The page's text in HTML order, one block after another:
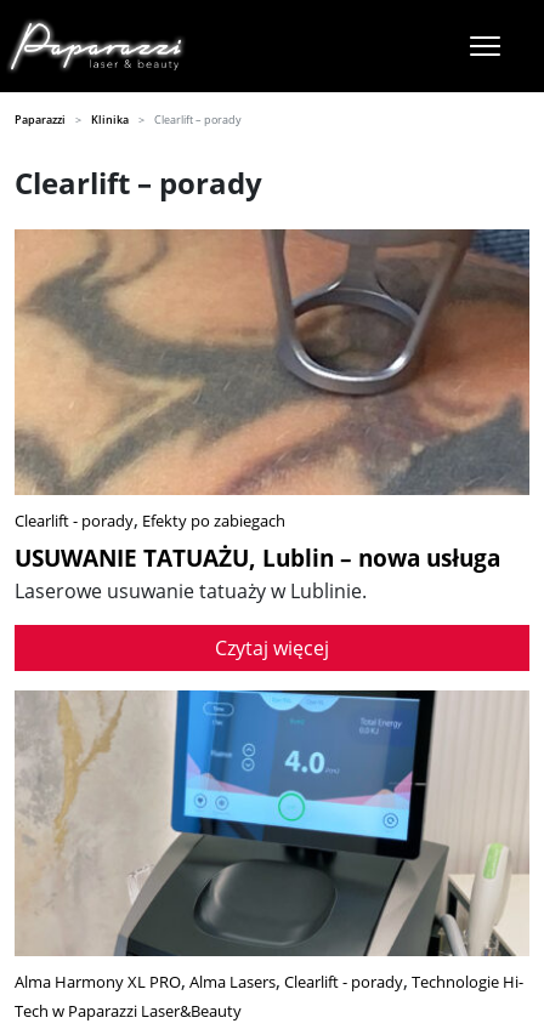
Paparazzi Klinika Clearlift – porady
Clearlift – porady
Clearlift - porady Efekty po zabiegach
USUWANIE TATUAŻU, Lublin – nowa usługa
Laserowe usuwanie tatuaży w Lublinie.
Czytaj więcej
Alma Harmony XL PRO Alma Lasers Clearlift - porady Technologie Hi-
Tech w Paparazzi Laser&Beauty